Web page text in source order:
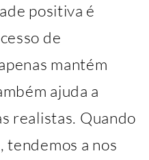
positiva é
de
mantém
ajuda a
realistas. Quando
tendemos a nos